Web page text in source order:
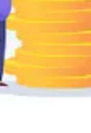
i-Vote
任投